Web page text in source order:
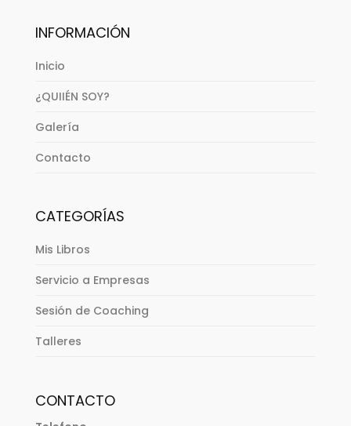
INFORMACIÓN
Inicio
¿QUIIÉN SOY?
Galería
Contacto
CATEGORÍAS
Mis Libros
Servicio a Empresas
Sesión de Coaching
Talleres
CONTACTO